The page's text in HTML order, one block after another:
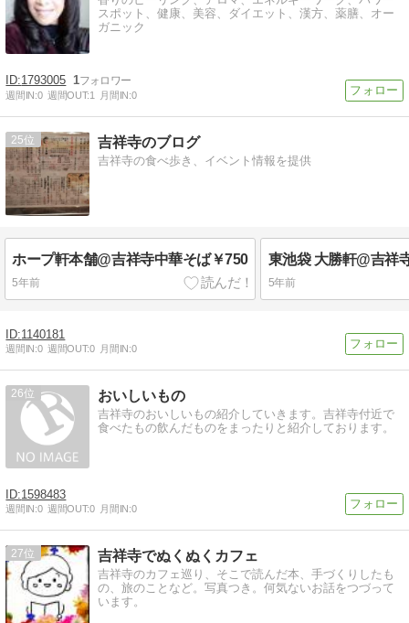
スポット、健康、美容、ダイエット、漢方、薬膳、オー
ガニック
1793005 1
週間IN:0 週間OUT:1 月間IN:0
25 吉祥寺のブログ
吉祥寺の食べ歩き、イベント情報を提供
ホープ軒本舗@吉祥寺中華そば￥750
5年前 5年前
1140181
週間IN:0 週間OUT:0 月間IN:0
26 おいしいもの
吉祥寺のおいしいもの紹介していきます。吉祥寺付近で
食べたもの飲んだものをまったりと紹介しております。
1598483
週間IN:0 週間OUT:0 月間IN:0
27 吉祥寺でぬくぬくカフェ
吉祥寺のカフェ巡り、そこで読んだ本、手づくりしたも
の、旅のことなど。写真つき。何気ないお話をつづって
います。